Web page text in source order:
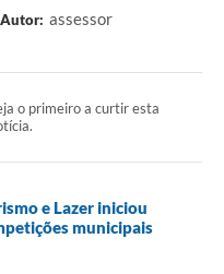
Autor: assessor
o primeiro a curtir esta
e Lazer iniciou
municipais